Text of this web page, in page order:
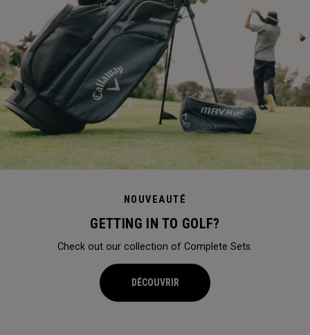
NOUVEAUTÉ
GETTING IN TO GOLF?
Check out our collection of Complete Sets.
DÉCOUVRIR